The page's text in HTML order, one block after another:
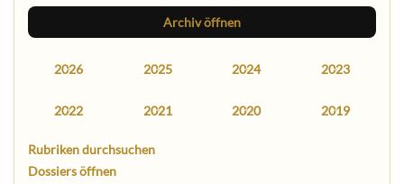
Archiv öffnen
2026 2025 2024 2023
2022 2021 2020 2019
Rubriken durchsuchen
Dossiers öffnen